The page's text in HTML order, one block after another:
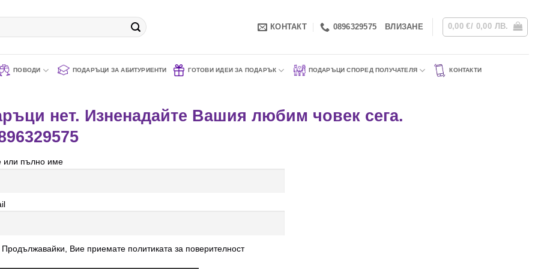
КОНТАКТ 0896329575 ВЛИЗАНЕ 0,00€/ 0,00 ЛВ.
ПОВОДИ ПОДАРЪЦИ ЗА АБИТУРИЕНТИ ГОТОВИ ИДЕИ ЗА ПОДАРЪК ПОДАРЪЦИ СПОРЕД ПОЛУЧАТЕЛЯ КОНТАКТИ
нет. Изненадайте Вашия любим човек сега.
или пълно име
Продължавайки, Вие приемате политиката за поверителност